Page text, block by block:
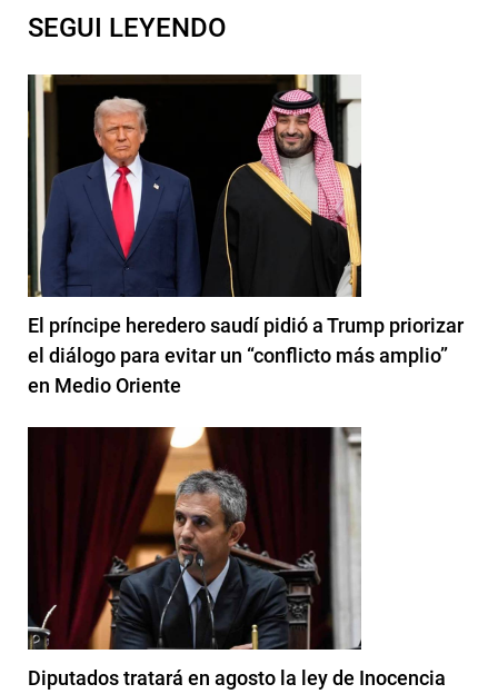
SEGUI LEYENDO
El príncipe heredero saudí pidió a Trump priorizar
el diálogo para evitar un “conflicto más amplio”
en Medio Oriente
Diputados tratará en agosto la ley de Inocencia